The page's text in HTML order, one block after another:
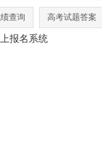
查询 高考试题答案
报名系统